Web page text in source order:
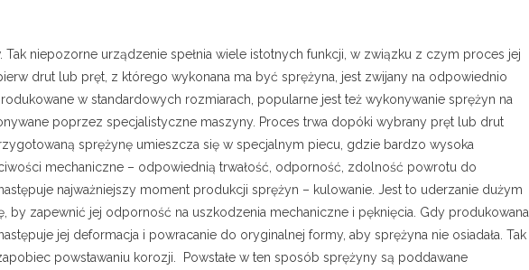
Tak niepozorne urządzenie spełnia wiele istotnych funkcji, w związku z czym proces jej
drut lub pręt, z którego wykonana ma być sprężyna, jest zwijany na odpowiednio
w standardowych rozmiarach, popularne jest też wykonywanie sprężyn na
poprzez specjalistyczne maszyny. Proces trwa dopóki wybrany pręt lub drut
sprężynę umieszcza się w specjalnym piecu, gdzie bardzo wysoka
mechaniczne – odpowiednią trwałość, odporność, zdolność powrotu do
najważniejszy moment produkcji sprężyn – kulowanie. Jest to uderzanie dużym
by zapewnić jej odporność na uszkodzenia mechaniczne i pęknięcia. Gdy produkowana
jej deformacja i powracanie do oryginalnej formy, aby sprężyna nie osiadała. Tak
powstawaniu korozji. Powstałe w ten sposób sprężyny są poddawane